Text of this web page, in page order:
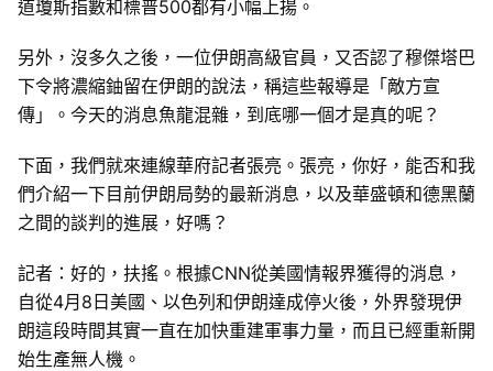
道瓊斯指數和標普500都有小幅上揚。
另外，沒多久之後，一位伊朗高級官員，又否認了穆傑塔巴
下令將濃縮鈾留在伊朗的說法，稱這些報導是「敵方宣
傳」。今天的消息魚龍混雜，到底哪一個才是真的呢？
下面，我們就來連線華府記者張亮。張亮，你好，能否和我
們介紹一下目前伊朗局勢的最新消息，以及華盛頓和德黑蘭
之間的談判的進展，好嗎？
記者：好的，扶搖。根據CNN從美國情報界獲得的消息，
自從4月8日美國、以色列和伊朗達成停火後，外界發現伊
朗這段時間其實一直在加快重建軍事力量，而且已經重新開
始生產無人機。